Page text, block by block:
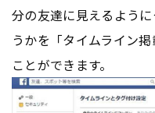
分の友達に見えるよう
うかを「タイムライン
ことができます。